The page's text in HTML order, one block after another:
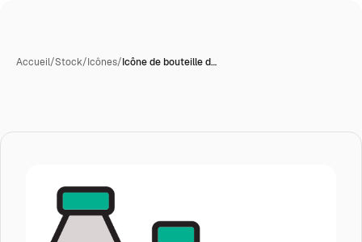
Accueil/Stock/Icônes/Icône de bouteille d…